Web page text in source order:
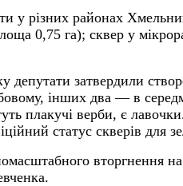
у різних районах
0,75 га); сквер у
депутати затвердили
інших два — в
плакучі верби, є
статус скверів для
вторгнення